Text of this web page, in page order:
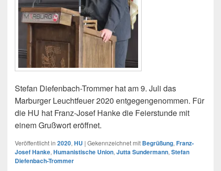
Stefan Diefenbach-Trommer hat am 9. Juli das
Marburger Leuchtfeuer 2020 entgegengenommen. Für
die HU hat Franz-Josef Hanke die Feierstunde mit
einem Grußwort eröffnet.
Veröffentlicht in 2020, HU | Gekennzeichnet mit Begrüßung, Franz-
Josef Hanke, Humanistische Union, Jutta Sundermann, Stefan
Diefenbach-Trommer